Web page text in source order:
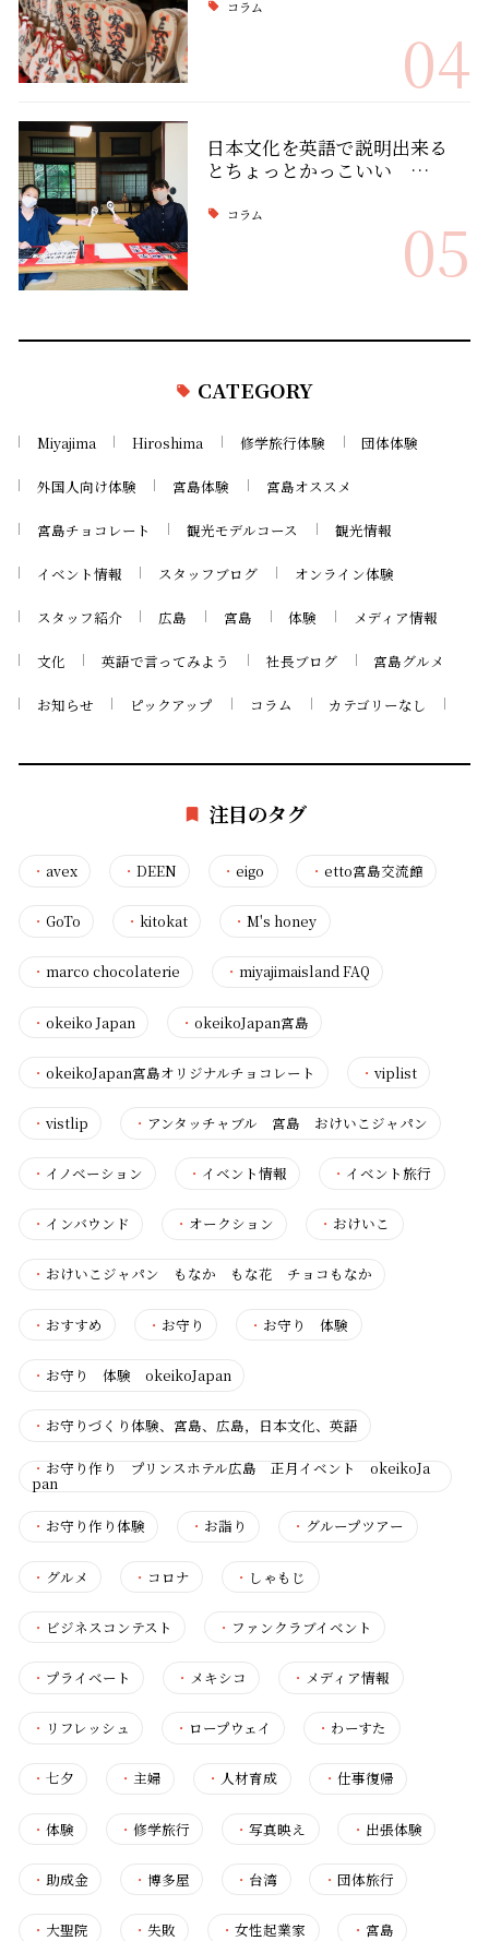
コラム
04
日本文化を英語で説明出来る
とちょっとかっこいい …
コラム 05
CATEGORY
Miyajima Hiroshima 修学旅行体験 団体体験
外国人向け体験 宮島体験 宮島オススメ
宮島チョコレート 観光モデルコース 観光情報
イベント情報 スタッフブログ オンライン体験
スタッフ紹介 広島 宮島 体験 メディア情報
文化 英語で言ってみよう 社長ブログ 宮島グルメ
お知らせ ピックアップ コラム カテゴリーなし
注目のタグ
・ avex ・DEEN ・eigo ・ etto宮島交流館
・ GoTo ・kitokat ・M's honey
・ marco chocolaterie ・miyajimaisland FAQ
・ okeiko Japan ・okeikoJapan宮島
・ okeikoJapan宮島オリジナルチョコレート ・viplist
・ vistlip ・ アンタッチャブル 宮島 おけいこジャパン
・ イノベーション ・ イベント情報 ・ イベント旅行
・ インバウンド ・ オークション ・ おけいこ
・ おけいこジャパン もなか もな花 チョコもなか
・ おすすめ ・ お守り ・ お守り 体験
・ お守り 体験 okeikoJapan
・ お守りづくり体験、宮島、広島，日本文化、英語
・ お守り作り プリンスホテル広島 正月イベント okeikoJa
pan
・ お守り作り体験 ・ お詣り ・ グループツアー
・ グルメ ・ コロナ ・ しゃもじ
・ ビジネスコンテスト ・ ファンクラブイベント
・ プライベート ・ メキシコ ・ メディア情報
・ リフレッシュ ・ ロープウェイ ・ わーすた
・ 七夕 ・主婦 ・ 人材育成 ・ 仕事復帰
・ 体験 ・修学旅行 ・写真映え ・ 出張体験
・ 助成金 ・博多屋 ・ 台湾 ・ 団体旅行
・ 大聖院 ・失敗 ・女性起業家 ・ 宮島